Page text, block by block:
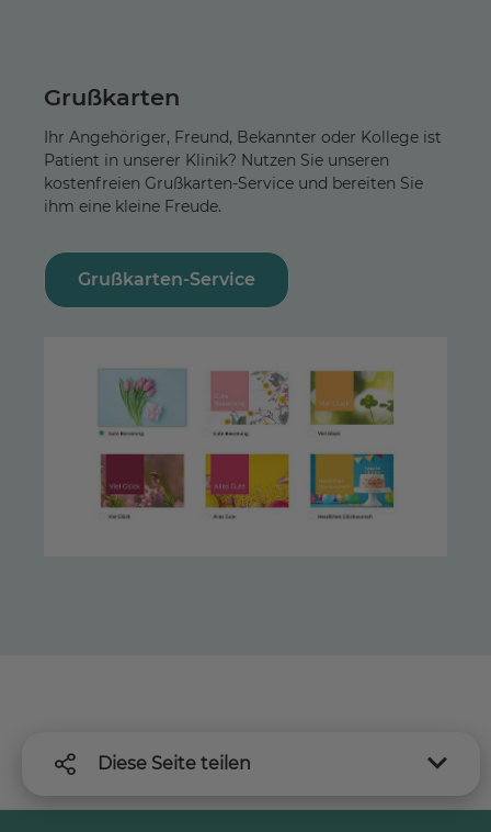
Grußkarten
Ihr Angehöriger, Freund, Bekannter oder Kollege ist
Patient in unserer Klinik? Nutzen Sie unseren
kostenfreien Grußkarten-Service und bereiten Sie
ihm eine kleine Freude.
Grußkarten-Service
Diese Seite teilen